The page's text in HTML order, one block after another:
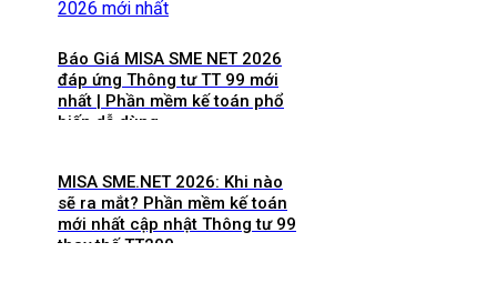
Báo Giá MISA SME NET 2026
đáp ứng Thông tư TT 99 mới
nhất | Phần mềm kế toán phổ
biến dễ dùng
MISA SME.NET 2026: Khi nào
sẽ ra mắt? Phần mềm kế toán
mới nhất cập nhật Thông tư 99
thay thế TT200